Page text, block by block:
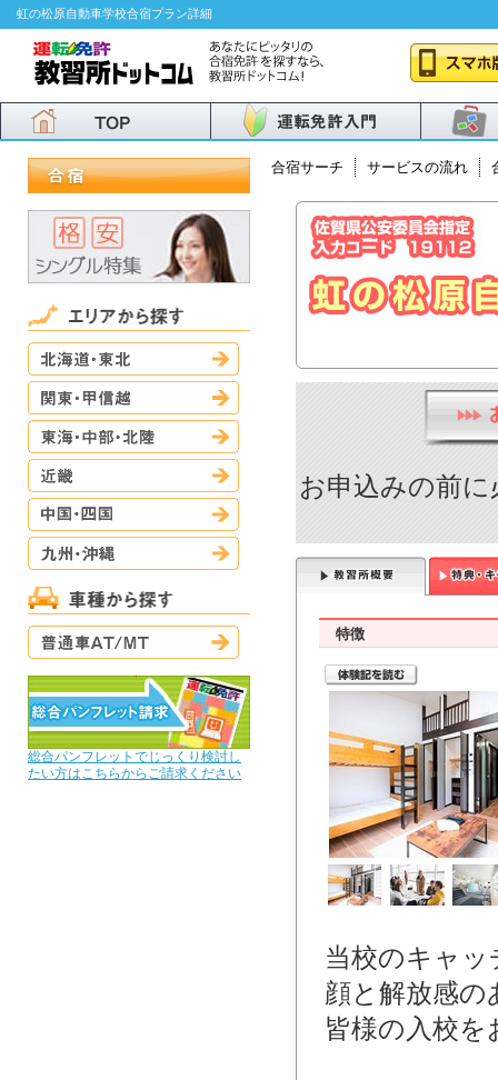
虹の松原自動車学校合宿プラン詳細
九州・沖縄
総合パンフレットでじっくり検討し
たい方はこちらからご請求ください
合宿サーチ サービスの流れ
お申込みの前
特徴
当校のキャ
顔と解放感の
皆様の入校